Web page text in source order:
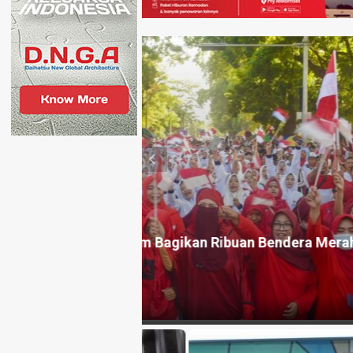
HEADLINE
LAZ DASI NTB Lotim dan
Sembalun
2 hari yang lalu